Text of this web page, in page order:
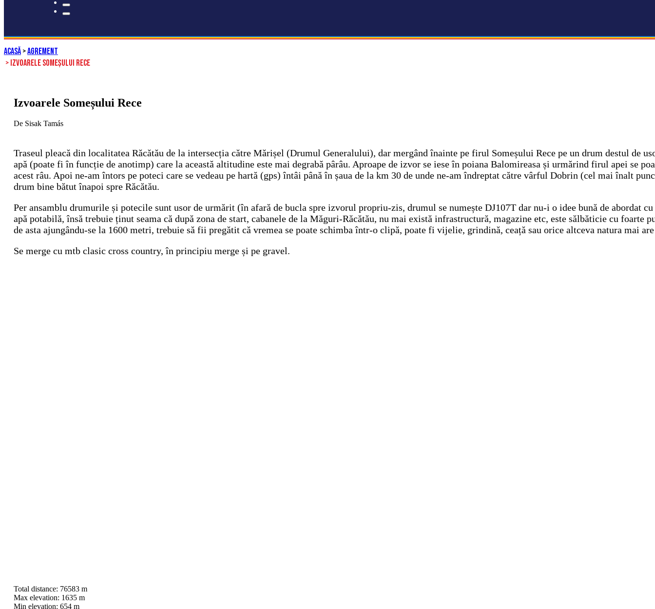
ACASă>Agrement
> Izvoarele Someșului Rece
Izvoarele Someșului Rece
De Sisak Tamás
Traseul pleacă din localitatea Răcătău de la intersecția către Mărișel (Drumul Generalului), dar mergând înainte pe firul Someșului Rece pe un drum destul de
apă (poate fi în funcție de anotimp) care la această altitudine este mai degrabă pârâu. Aproape de izvor se iese în poiana Balomireasa și urmărind firul apei se
acest râu. Apoi ne-am întors pe poteci care se vedeau pe hartă (gps) întâi până în șaua de la km 30 de unde ne-am îndreptat către vârful Dobrin (cel mai înalt
drum bine bătut înapoi spre Răcătău.
Per ansamblu drumurile și potecile sunt usor de urmărit (în afară de bucla spre izvorul propriu-zis, drumul se numește DJ107T dar nu-i o idee bună de abordat
apă potabilă, însă trebuie ținut seama că după zona de start, cabanele de la Măguri-Răcătău, nu mai există infrastructură, magazine etc, este sălbăticie cu foarte
de asta ajungându-se la 1600 metri, trebuie să fii pregătit că vremea se poate schimba într-o clipă, poate fi vijelie, grindină, ceață sau orice altceva natura mai
Se merge cu mtb clasic cross country, în principiu merge și pe gravel.
Total distance: 76583 m
Max elevation: 1635 m
Min elevation: 654 m